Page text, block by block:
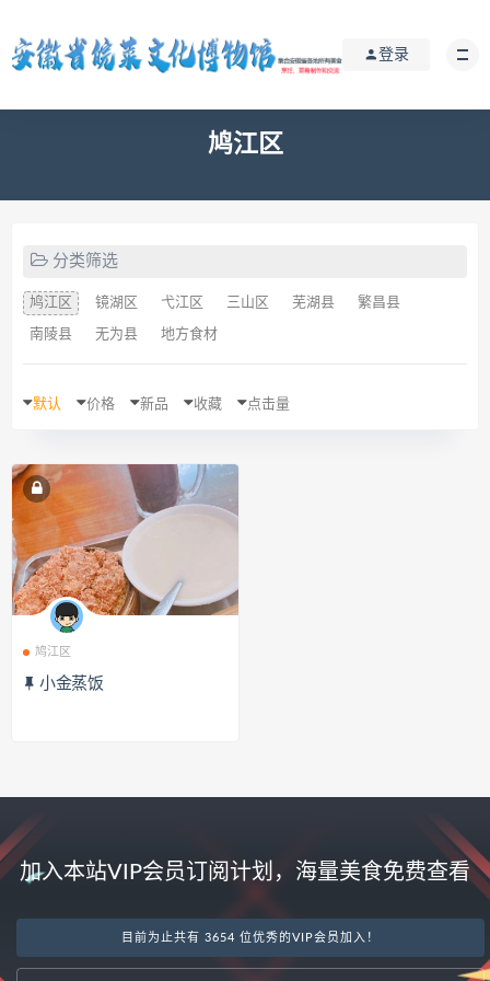
登录
鸠江区
分类筛选
鸠江区 镜湖区 弋江区 三山区 芜湖县 繁昌县
南陵县 无为县 地方食材
默认 价格 新品 收藏 点击量
鸠江区
小金蒸饭
加入本站VIP会员订阅计划，海量美食免费查看
目前为止共有 3654 位优秀的VIP会员加入！